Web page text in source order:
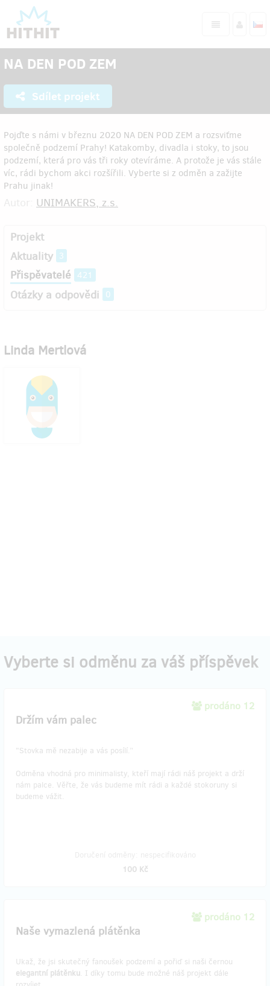
NA DEN POD ZEM
Sdílet projekt
Pojďte s námi v březnu 2020 NA DEN POD ZEM a rozsviťme
společně podzemí Prahy! Katakomby, divadla i stoky, to jsou
podzemí, která pro vás tři roky otevíráme. A protože je vás stále
víc, rádi bychom akci rozšířili. Vyberte si z odměn a zažijte
Prahu jinak!
UNIMAKERS, z.s.
Projekt
Aktuality 3
Přispěvatelé 421
Otázky a odpovědi 0
Linda Mertlová
Vyberte si odměnu za váš příspěvek
prodáno 12
Držím vám palec
"Stovka mě nezabije a vás posílí.”
Odměna vhodná pro minimalisty, kteří mají rádi náš projekt a drží
nám palce. Věřte, že vás budeme mít rádi a každé stokoruny si
budeme vážit.
100 Kč
prodáno 12
Naše vymazlená plátěnka
Ukaž, že jsi skutečný fanoušek podzemí a pořiď si naši černou
elegantní plátěnku. I díky tomu bude možné náš projekt dále